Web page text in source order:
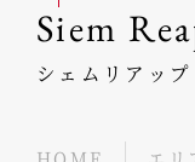
Siem
シェムリアッ